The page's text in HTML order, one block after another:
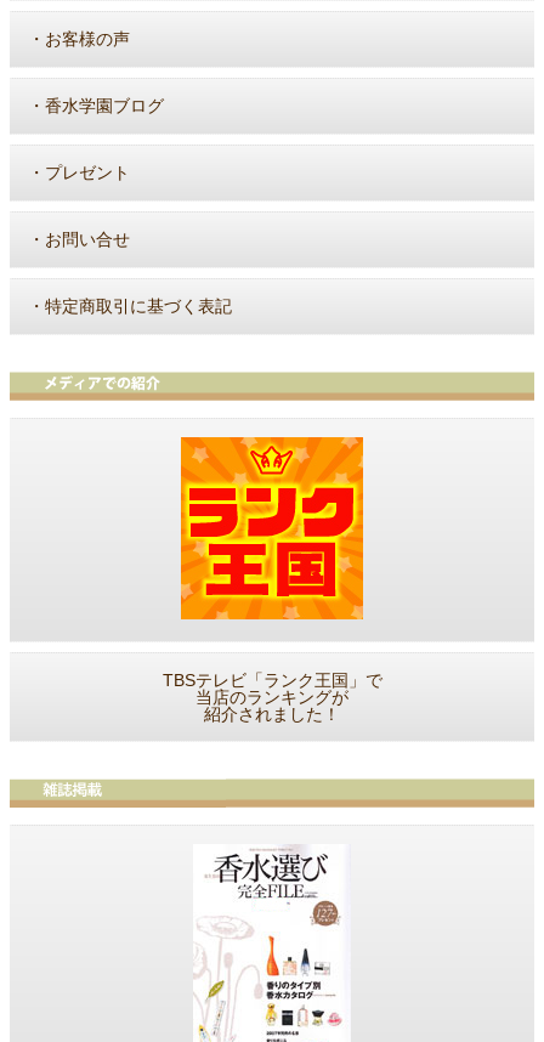
・ お客様の声
・ 香水学園ブログ
・ プレゼント
・ お問い合せ
・ 特定商取引に基づく表記
TBSテレビ「ランク王国」で
当店のランキングが
紹介されました！